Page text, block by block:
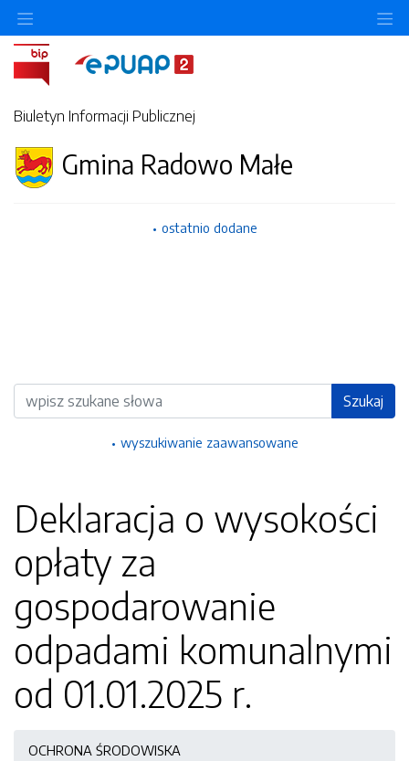
Biuletyn Informacji Publicznej
Gmina Radowo Małe
ostatnio dodane
Wyszukiwarka Szukaj
wyszukiwanie zaawansowane
Deklaracja o wysokości
opłaty za
gospodarowanie
odpadami komunalnymi
od 01.01.2025 r.
OCHRONA ŚRODOWISKA